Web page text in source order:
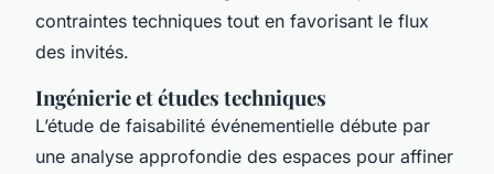
contraintes techniques tout en favorisant le flux
des invités.
Ingénierie et études techniques
L’étude de faisabilité événementielle débute par
une analyse approfondie des espaces pour affiner